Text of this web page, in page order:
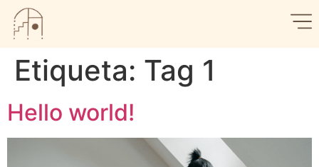
Etiqueta: Tag 1
Hello world!